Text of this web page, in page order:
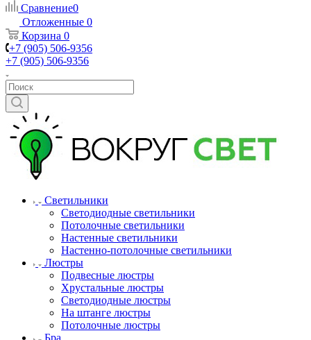
Сравнение0
Отложенные 0
Корзина 0
+7 (905) 506-9356
+7 (905) 506-9356
Светильники
Светодиодные светильники
Потолочные светильники
Настенные светильники
Настенно-потолочные светильники
Люстры
Подвесные люстры
Хрустальные люстры
Светодиодные люстры
На штанге люстры
Потолочные люстры
Бра